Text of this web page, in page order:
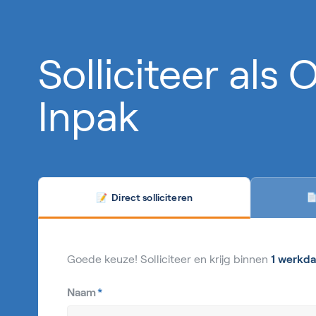
Solliciteer als
Inpak
📝 Direct solliciteren
Goede keuze! Solliciteer en krijg binnen 1
Naam*